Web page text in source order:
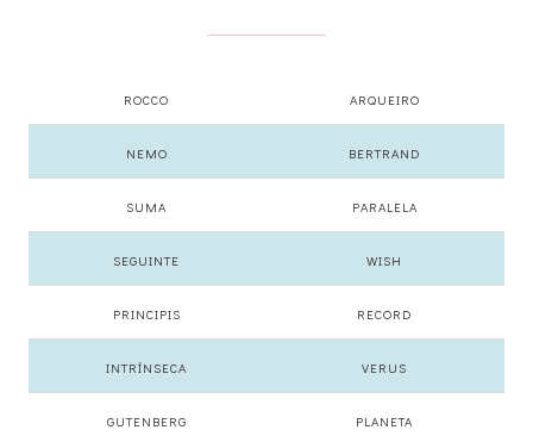
ROCCO ARQUEIRO
NEMO BERTRAND
SUMA PARALELA
SEGUINTE WISH
PRINCIPIS RECORD
INTRÍNSECA VERUS
GUTENBERG PLANETA